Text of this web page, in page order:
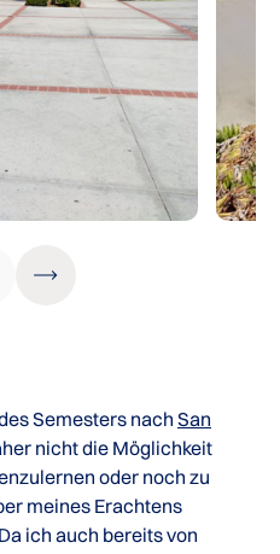
Semesters nach San
nicht die Möglichkeit
oder noch zu
meines Erachtens
ich auch bereits von